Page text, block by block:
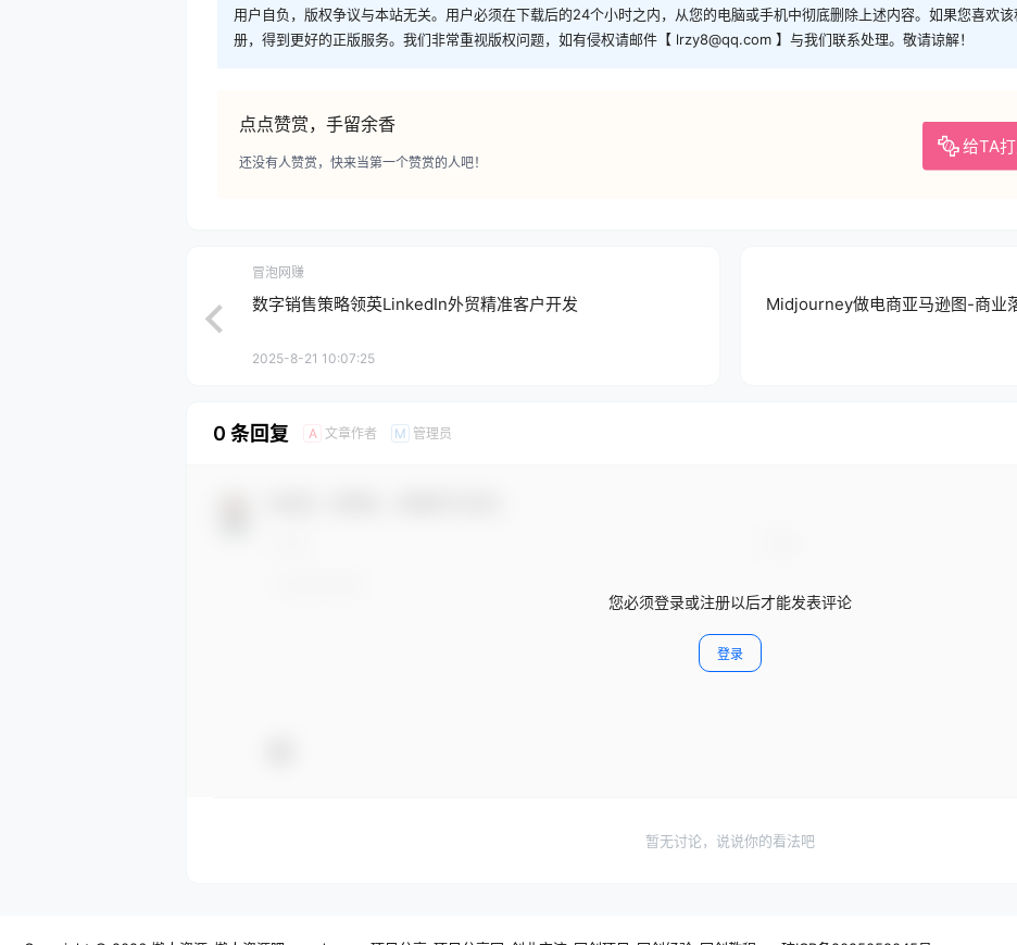
用户自负，版权争议与本站无关。用户必须在下载后的24个小时之内，从您的电脑或手机中彻底删除上述内容。如果您喜欢
册，得到更好的正版服务。我们非常重视版权问题，如有侵权请邮件【 lrzy8@qq.com 】与我们联系处理。敬请谅解！
点点赞赏，手留余香
给TA
还没有人赞赏，快来当第一个赞赏的人吧！
冒泡网赚
数字销售策略领英LinkedIn外贸精准客户开发
2025-8-21 10:07:25
Midjourney做电商亚马逊图-商业
0 条回复 A 文章作者 M 管理员
您必须登录或注册以后才能发表评论
登录
暂无讨论，说说你的看法吧